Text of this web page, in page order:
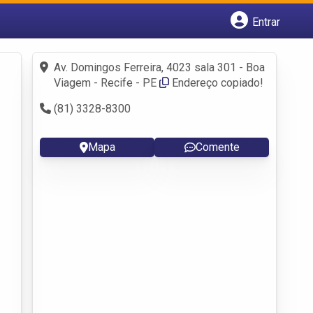
Entrar
Fazer login
Criar conta
Av. Domingos Ferreira, 4023 sala 301 - Boa
Viagem - Recife - PE
Endereço copiado!
(81) 3328-8300
Mapa Comente